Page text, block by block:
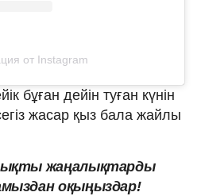
от Instagram
бұған дейін туған күнін
жасар қыз бала жайлы
жаңалықтарды
оқыңыздар!